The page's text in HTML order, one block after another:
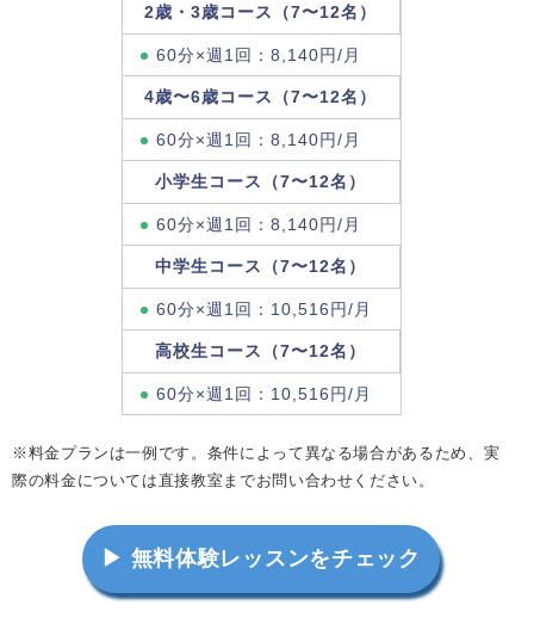
2歳・3歳コース（7〜12名）
60分×週1回：8,140円/月
4歳〜6歳コース（7〜12名）
60分×週1回：8,140円/月
小学生コース（7〜12名）
60分×週1回：8,140円/月
中学生コース（7〜12名）
60分×週1回：10,516円/月
高校生コース（7〜12名）
60分×週1回：10,516円/月
※料金プランは一例です。条件によって異なる場合があるため、実
際の料金については直接教室までお問い合わせください。
▶ 無料体験レッスンをチェック